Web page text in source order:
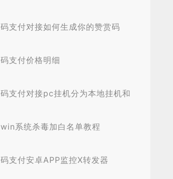
码支付对接如何生成你的赞赏码
码支付价格明细
码支付对接pc挂机分为本地挂机和
win系统杀毒加白名单教程
码支付安卓APP监控X转发器